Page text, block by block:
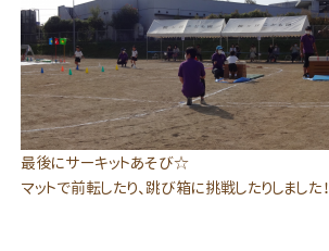
最後にサーキットあそび☆
マットで前転したり、跳び箱に挑戦したりしました！